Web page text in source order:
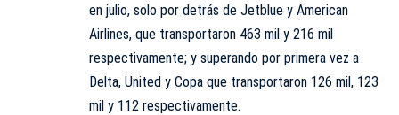
en julio, solo por detrás de Jetblue y American
Airlines, que transportaron 463 mil y 216 mil
respectivamente; y superando por primera vez a
Delta, United y Copa que transportaron 126 mil, 123
mil y 112 respectivamente.